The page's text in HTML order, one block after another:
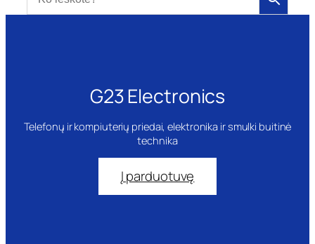
G23 Electronics
Telefonų ir kompiuterių priedai, elektronika ir smulki buitinė
technika
Į parduotuvę